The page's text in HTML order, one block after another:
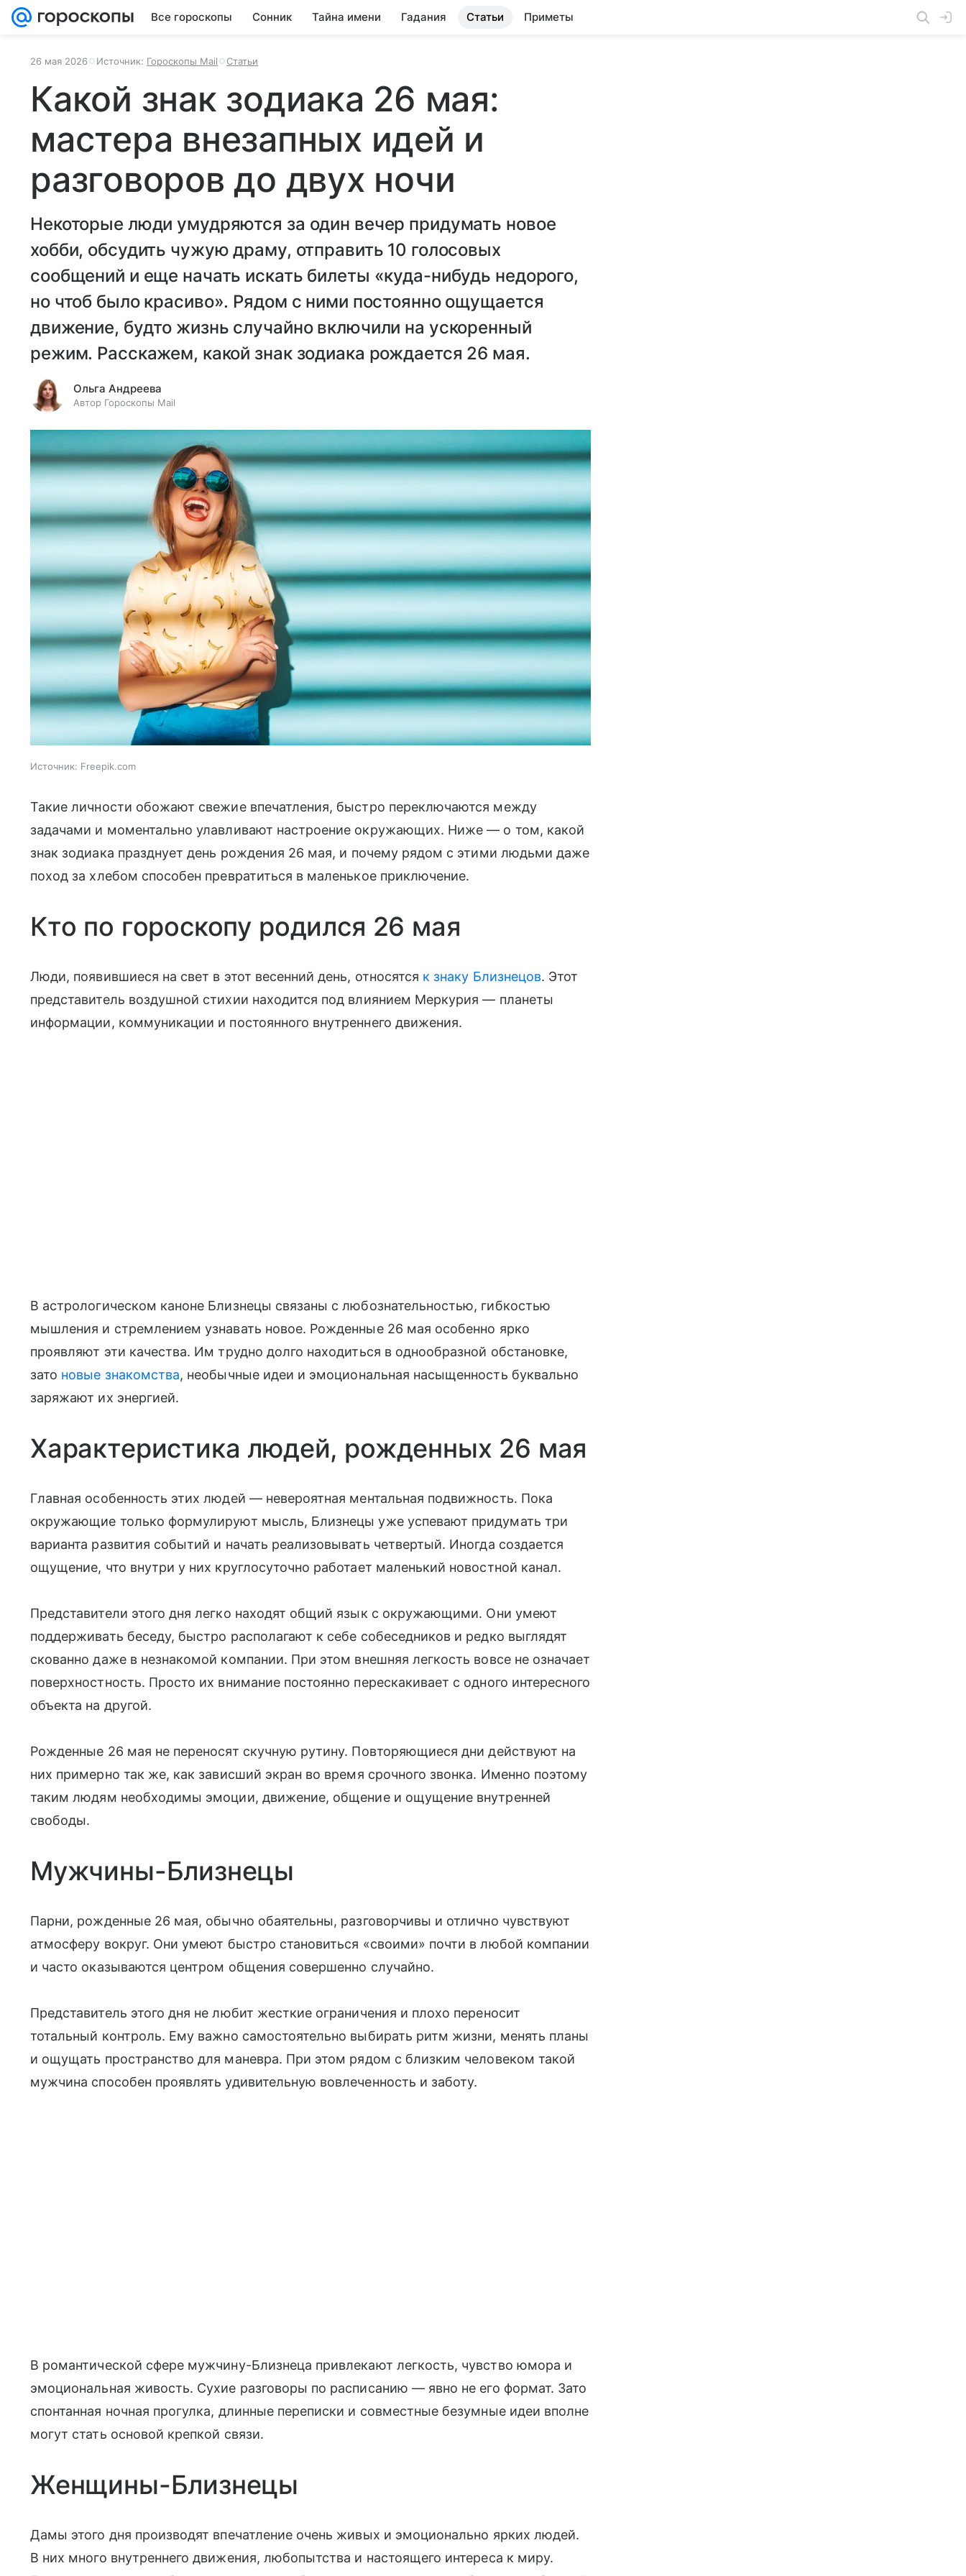
Все гороскопы Сонник Тайна имени Гадания Статьи Приметы
26 мая 2026 Источник: Гороскопы Mail Статьи
Какой знак зодиака 26 мая:
мастера внезапных идей и
разговоров до двух ночи
Некоторые люди умудряются за один вечер придумать новое
хобби, обсудить чужую драму, отправить 10 голосовых
сообщений и еще начать искать билеты «куда-нибудь недорого,
но чтоб было красиво». Рядом с ними постоянно ощущается
движение, будто жизнь случайно включили на ускоренный
режим. Расскажем, какой знак зодиака рождается 26 мая.
Ольга Андреева
Автор Гороскопы Mail
Источник: Freepik.com
Такие личности обожают свежие впечатления, быстро переключаются между
задачами и моментально улавливают настроение окружающих. Ниже — о том, какой
знак зодиака празднует день рождения 26 мая, и почему рядом с этими людьми даже
поход за хлебом способен превратиться в маленькое приключение.
Кто по гороскопу родился 26 мая
Люди, появившиеся на свет в этот весенний день, относятся к знаку Близнецов. Этот
представитель воздушной стихии находится под влиянием Меркурия — планеты
информации, коммуникации и постоянного внутреннего движения.
В астрологическом каноне Близнецы связаны с любознательностью, гибкостью
мышления и стремлением узнавать новое. Рожденные 26 мая особенно ярко
проявляют эти качества. Им трудно долго находиться в однообразной обстановке,
зато новые знакомства, необычные идеи и эмоциональная насыщенность буквально
заряжают их энергией.
Характеристика людей, рожденных 26 мая
Главная особенность этих людей — невероятная ментальная подвижность. Пока
окружающие только формулируют мысль, Близнецы уже успевают придумать три
варианта развития событий и начать реализовывать четвертый. Иногда создается
ощущение, что внутри у них круглосуточно работает маленький новостной канал.
Представители этого дня легко находят общий язык с окружающими. Они умеют
поддерживать беседу, быстро располагают к себе собеседников и редко выглядят
скованно даже в незнакомой компании. При этом внешняя легкость вовсе не означает
поверхностность. Просто их внимание постоянно перескакивает с одного интересного
объекта на другой.
Рожденные 26 мая не переносят скучную рутину. Повторяющиеся дни действуют на
них примерно так же, как зависший экран во время срочного звонка. Именно поэтому
таким людям необходимы эмоции, движение, общение и ощущение внутренней
свободы.
Мужчины-Близнецы
Парни, рожденные 26 мая, обычно обаятельны, разговорчивы и отлично чувствуют
атмосферу вокруг. Они умеют быстро становиться «своими» почти в любой компании
и часто оказываются центром общения совершенно случайно.
Представитель этого дня не любит жесткие ограничения и плохо переносит
тотальный контроль. Ему важно самостоятельно выбирать ритм жизни, менять планы
и ощущать пространство для маневра. При этом рядом с близким человеком такой
мужчина способен проявлять удивительную вовлеченность и заботу.
В романтической сфере мужчину-Близнеца привлекают легкость, чувство юмора и
эмоциональная живость. Сухие разговоры по расписанию — явно не его формат. Зато
спонтанная ночная прогулка, длинные переписки и совместные безумные идеи вполне
могут стать основой крепкой связи.
Женщины-Близнецы
Дамы этого дня производят впечатление очень живых и эмоционально ярких людей.
В них много внутреннего движения, любопытства и настоящего интереса к миру.